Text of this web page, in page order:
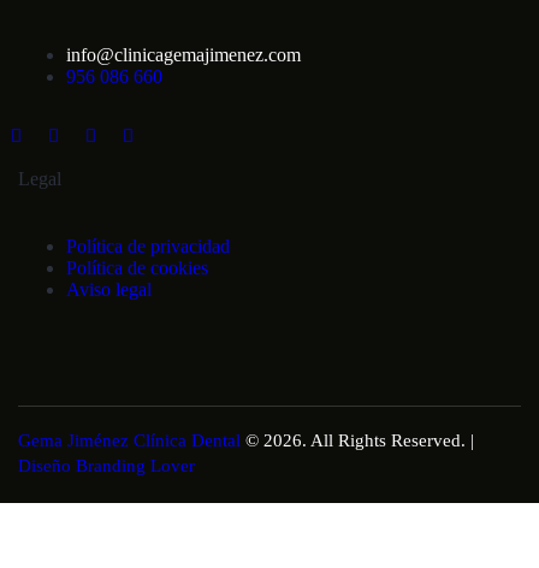
info@clinicagemajimenez.com
956 086 660
Legal
Política de privacidad
Política de cookies
Aviso legal
Gema Jiménez Clínica Dental © 2026. All Rights Reserved. |
Diseño Branding Lover